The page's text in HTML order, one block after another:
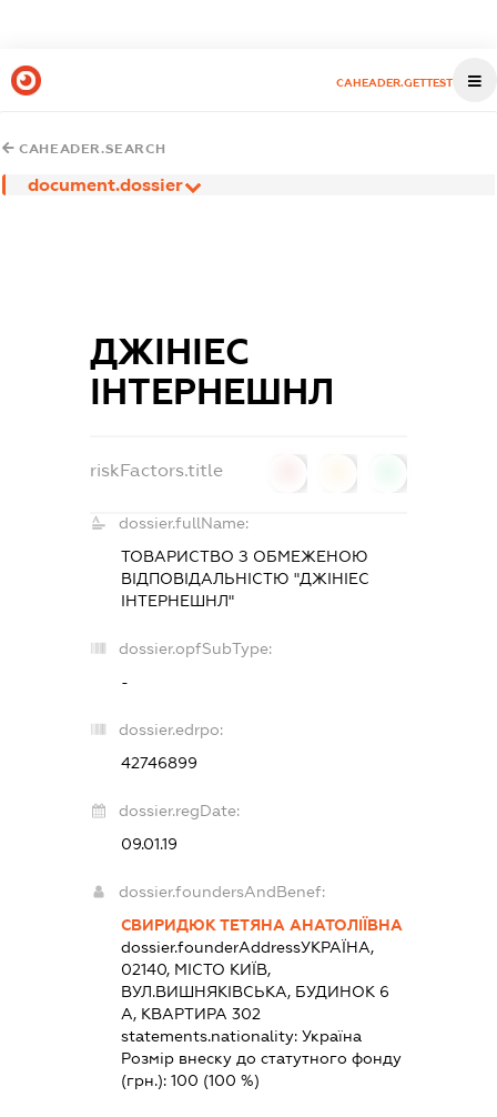
CAHEADER.GETTEST
CAHEADER.SEARCH
document.dossier
ДЖІНІЕС
ІНТЕРНЕШНЛ
riskFactors.title
dossier.fullName:
ТОВАРИСТВО З ОБМЕЖЕНОЮ
ВІДПОВІДАЛЬНІСТЮ "ДЖІНІЕС
ІНТЕРНЕШНЛ"
dossier.opfSubType:
-
dossier.edrpo:
42746899
dossier.regDate:
09.01.19
dossier.foundersAndBenef:
СВИРИДЮК ТЕТЯНА АНАТОЛІЇВНА
dossier.founderAddressУКРАЇНА,
02140, МІСТО КИЇВ,
ВУЛ.ВИШНЯКІВСЬКА, БУДИНОК 6
А, КВАРТИРА 302
statements.nationality:Україна
Розмір внеску до статутного фонду
(грн.):100 (100 %)